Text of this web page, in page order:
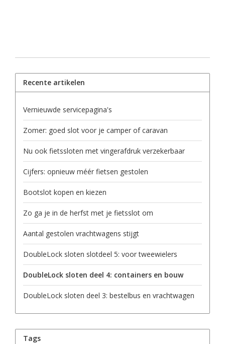
Recente artikelen
Vernieuwde servicepagina's
Zomer: goed slot voor je camper of caravan
Nu ook fietssloten met vingerafdruk verzekerbaar
Cijfers: opnieuw méér fietsen gestolen
Bootslot kopen en kiezen
Zo ga je in de herfst met je fietsslot om
Aantal gestolen vrachtwagens stijgt
DoubleLock sloten slotdeel 5: voor tweewielers
DoubleLock sloten deel 4: containers en bouw
DoubleLock sloten deel 3: bestelbus en vrachtwagen
Tags